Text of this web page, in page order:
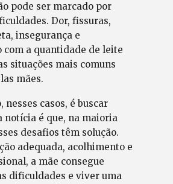
pode ser marcado por
Dor, fissuras,
insegurança e
com a quantidade de leite
situações mais comuns
mães.
nesses casos, é buscar
notícia é que, na maioria
desafios têm solução.
adequada, acolhimento e
a mãe consegue
dificuldades e viver uma